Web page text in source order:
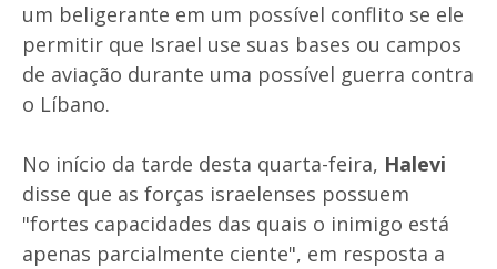
um beligerante em um possível conflito se ele
permitir que Israel use suas bases ou campos
de aviação durante uma possível guerra contra
o Líbano.
No início da tarde desta quarta-feira, Halevi
disse que as forças israelenses possuem
"fortes capacidades das quais o inimigo está
apenas parcialmente ciente", em resposta a